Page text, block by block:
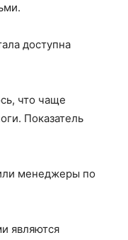
доступна
что чаще
Показатель
менеджеры по
являются